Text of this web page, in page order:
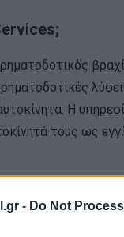
- Do Not
Η
τους ως